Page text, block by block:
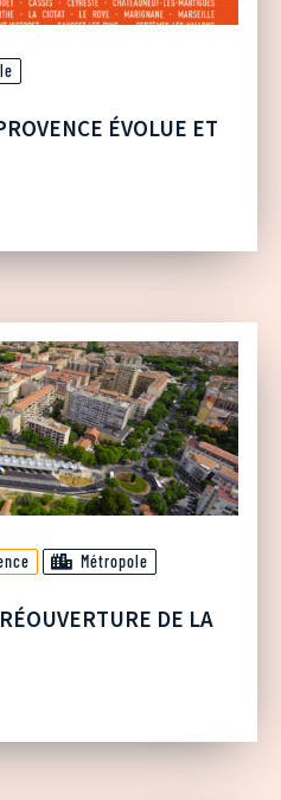
ÉVOLUE ET
Métropole
DE LA